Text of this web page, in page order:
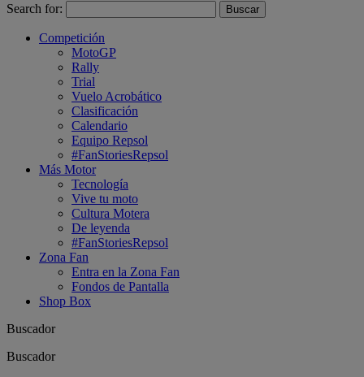
Search for:
Competición
MotoGP
Rally
Trial
Vuelo Acrobático
Clasificación
Calendario
Equipo Repsol
#FanStoriesRepsol
Más Motor
Tecnología
Vive tu moto
Cultura Motera
De leyenda
#FanStoriesRepsol
Zona Fan
Entra en la Zona Fan
Fondos de Pantalla
Shop Box
Buscador
Buscador